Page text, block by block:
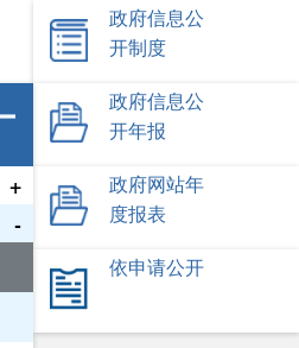
政府信息公
开制度
+
-
政府信息公
开年报
政府网站年
度报表
依申请公开